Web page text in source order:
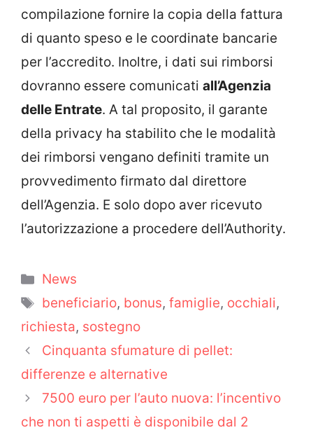
compilazione fornire la copia della fattura
di quanto speso e le coordinate bancarie
per l’accredito. Inoltre, i dati sui rimborsi
dovranno essere comunicati all’Agenzia
delle Entrate. A tal proposito, il garante
della privacy ha stabilito che le modalità
dei rimborsi vengano definiti tramite un
provvedimento firmato dal direttore
dell’Agenzia. E solo dopo aver ricevuto
l’autorizzazione a procedere dell’Authority.
Categorie
News
Tag
beneficiario, bonus,famiglie, occhiali,
richiesta, sostegno
Cinquanta sfumature di pellet:
differenze e alternative
7500 euro per l’auto nuova: l’incentivo
che non ti aspetti è disponibile dal 2